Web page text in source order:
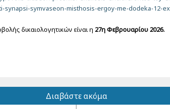
synapsi-symvaseon-misthosis-ergoy-me-dodeka-12-
δικαιολογητικών είναι η 27ηΦεβρουαρίου 2026.
Διαβάστε ακόμα